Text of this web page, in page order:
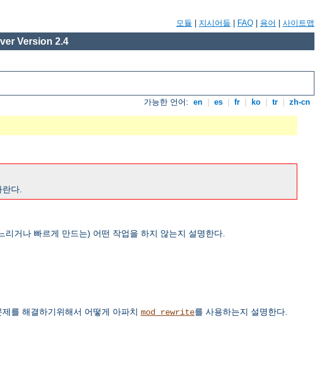
모듈 지시어들 FAQ 용어 사이트맵
Version 2.4
가능한 언어: en es fr ko tr zh-cn
란다.
거나 빠르게 만드는) 어떤 작업을 하지 않는지 설명한다.
를 해결하기위해서 어떻게 아파치 mod_rewrite를 사용하는지 설명한다.